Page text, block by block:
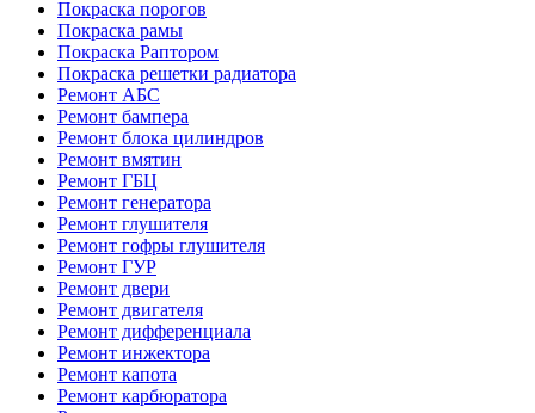
Покраска порогов
Покраска рамы
Покраска Раптором
Покраска решетки радиатора
Ремонт АБС
Ремонт бампера
Ремонт блока цилиндров
Ремонт вмятин
Ремонт ГБЦ
Ремонт генератора
Ремонт глушителя
Ремонт гофры глушителя
Ремонт ГУР
Ремонт двери
Ремонт двигателя
Ремонт дифференциала
Ремонт инжектора
Ремонт капота
Ремонт карбюратора